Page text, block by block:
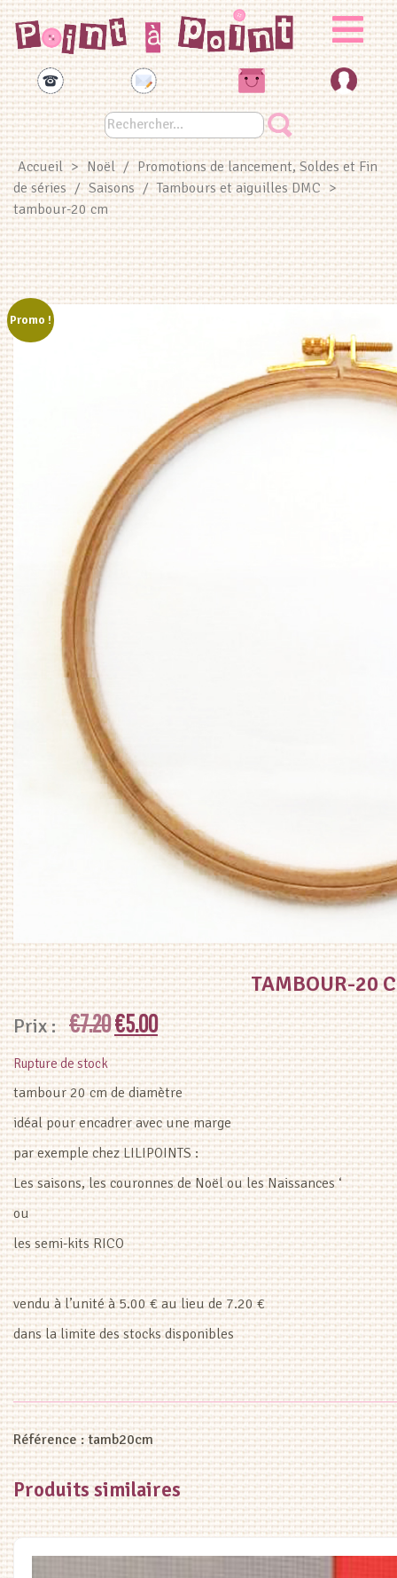
Accueil > Noël / Promotions de lancement, Soldes et Fin
de séries / Saisons / Tambours et aiguilles DMC >
tambour-20 cm
Promo !
TAMBOUR-20
€7.20Le
prix
initial
était :
€7.20.
€5.00Le
prix
actuel
est :
€5.00.
Rupture de stock
tambour 20 cm de diamètre
idéal pour encadrer avec une marge
par exemple chez LILIPOINTS :
Les saisons, les couronnes de Noël ou les Naissances ‘
ou
les semi-kits RICO
vendu à l’unité à 5.00 € au lieu de 7.20 €
dans la limite des stocks disponibles
Référence :tamb20cm
Produits similaires
Panneau de gestion des cookies